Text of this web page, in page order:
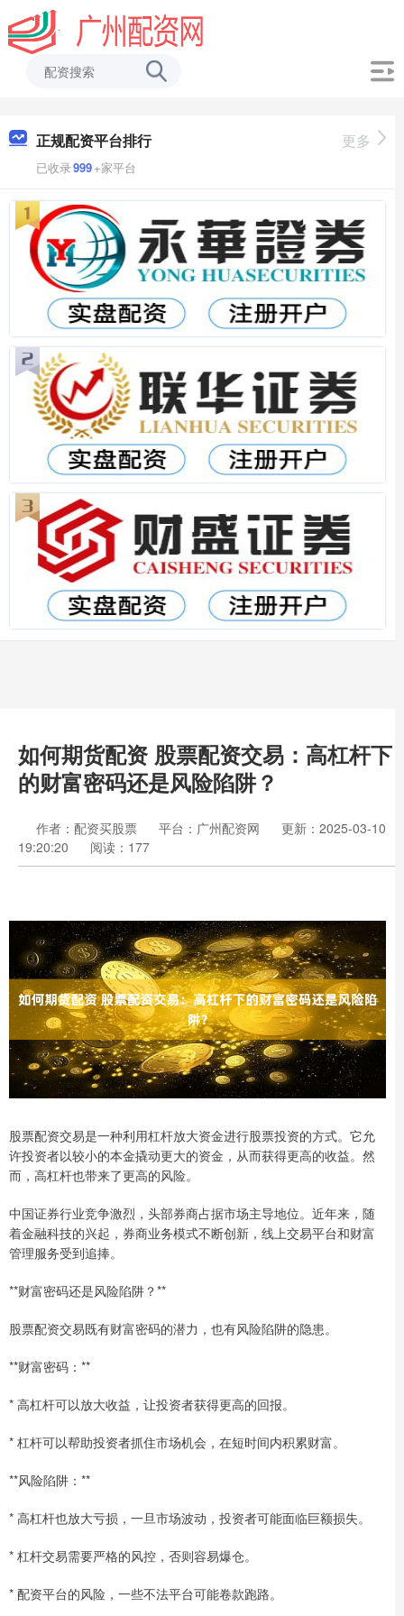
正规配资平台排行
已收录999+家平台
更多
如何期货配资 股票配资交易：高杠杆下
的财富密码还是风险陷阱？
作者：配资买股票 平台：广州配资网
更新：2025-03-10
19:20:20
阅读：177
股票配资交易是一种利用杠杆放大资金进行股票投资的方式。它允
许投资者以较小的本金撬动更大的资金，从而获得更高的收益。然
而，高杠杆也带来了更高的风险。
中国证券行业竞争激烈，头部券商占据市场主导地位。近年来，随
着金融科技的兴起，券商业务模式不断创新，线上交易平台和财富
管理服务受到追捧。
**财富密码还是风险陷阱？**
股票配资交易既有财富密码的潜力，也有风险陷阱的隐患。
**财富密码：**
* 高杠杆可以放大收益，让投资者获得更高的回报。
* 杠杆可以帮助投资者抓住市场机会，在短时间内积累财富。
**风险陷阱：**
* 高杠杆也放大亏损，一旦市场波动，投资者可能面临巨额损失。
* 杠杆交易需要严格的风控，否则容易爆仓。
* 配资平台的风险，一些不法平台可能卷款跑路。